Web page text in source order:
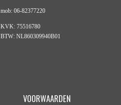
mob: 06-82377220
KVK: 75516780
BTW: NL860309940B01
VOORWAARDEN